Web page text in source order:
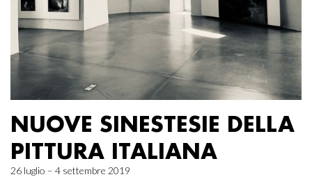
NUOVE SINESTESIE DELLA
PITTURA ITALIANA
26 luglio – 4 settembre 2019